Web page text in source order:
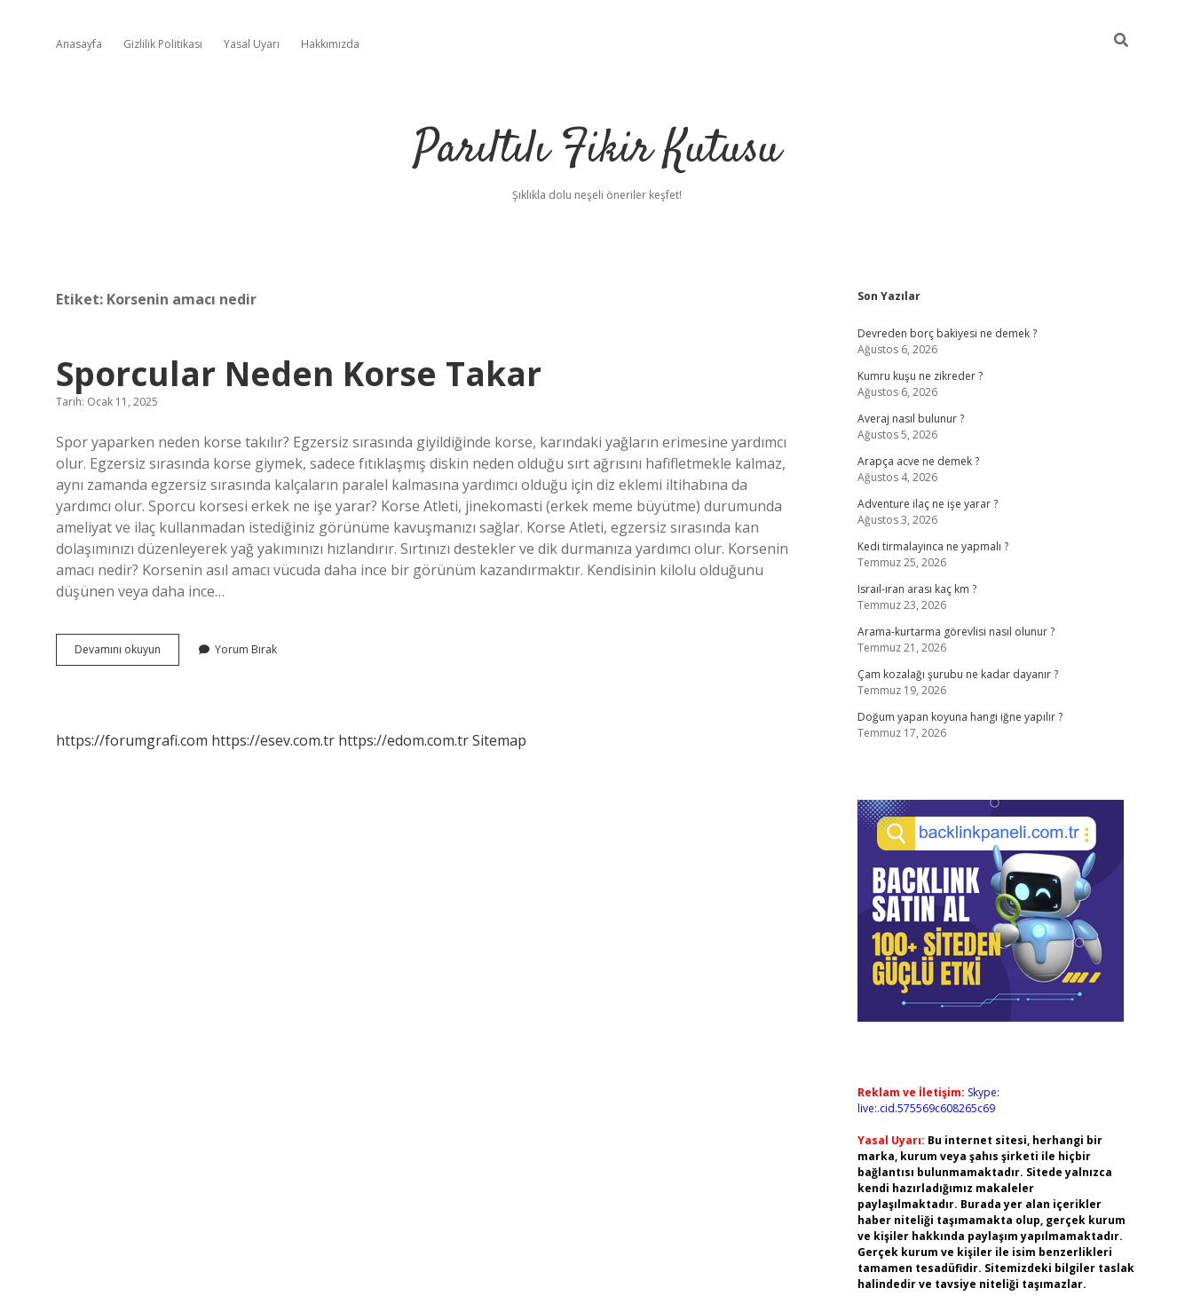
Anasayfa Gizlilik Politikası Yasal Uyarı Hakkımızda
Parıltılı Fikir Kutusu
Şıklıkla dolu neşeli öneriler keşfet!
Etiket: Korsenin amacı nedir
Sporcular Neden Korse Takar
Tarih: Ocak 11, 2025
Spor yaparken neden korse takılır? Egzersiz sırasında giyildiğinde korse, karındaki yağların erimesine yardımcı
olur. Egzersiz sırasında korse giymek, sadece fıtıklaşmış diskin neden olduğu sırt ağrısını hafifletmekle kalmaz,
aynı zamanda egzersiz sırasında kalçaların paralel kalmasına yardımcı olduğu için diz eklemi iltihabına da
yardımcı olur. Sporcu korsesi erkek ne işe yarar? Korse Atleti, jinekomasti (erkek meme büyütme) durumunda
ameliyat ve ilaç kullanmadan istediğiniz görünüme kavuşmanızı sağlar. Korse Atleti, egzersiz sırasında kan
dolaşımınızı düzenleyerek yağ yakımınızı hızlandırır. Sırtınızı destekler ve dik durmanıza yardımcı olur. Korsenin
amacı nedir? Korsenin asıl amacı vücuda daha ince bir görünüm kazandırmaktır. Kendisinin kilolu olduğunu
düşünen veya daha ince…
Devamını okuyun Sporcular
Neden
Yorum Bırak
https://forumgrafi.com https://esev.com.tr https://edom.com.trSitemap
Sidebar
Son Yazılar
Devreden borç bakiyesi ne demek ?
Ağustos 6, 2026
Kumru kuşu ne zikreder ?
Ağustos 6, 2026
Averaj nasıl bulunur ?
Ağustos 5, 2026
Arapça acve ne demek ?
Ağustos 4, 2026
Adventure ilaç ne işe yarar ?
Ağustos 3, 2026
Kedi tirmalayinca ne yapmalı ?
Temmuz 25, 2026
Israıl-ıran arası kaç km ?
Temmuz 23, 2026
Arama-kurtarma görevlisi nasıl olunur ?
Temmuz 21, 2026
Çam kozalağı şurubu ne kadar dayanır ?
Temmuz 19, 2026
Doğum yapan koyuna hangi iğne yapılır ?
Temmuz 17, 2026
Reklam ve İletişim: Skype:
live:.cid.575569c608265c69
Yasal Uyarı: Bu internet sitesi, herhangi bir
marka, kurum veya şahıs şirketi ile hiçbir
bağlantısı bulunmamaktadır. Sitede yalnızca
kendi hazırladığımız makaleler
paylaşılmaktadır. Burada yer alan içerikler
haber niteliği taşımamakta olup, gerçek kurum
ve kişiler hakkında paylaşım yapılmamaktadır.
Gerçek kurum ve kişiler ile isim benzerlikleri
tamamen tesadüfidir. Sitemizdeki bilgiler taslak
halindedir ve tavsiye niteliği taşımazlar.